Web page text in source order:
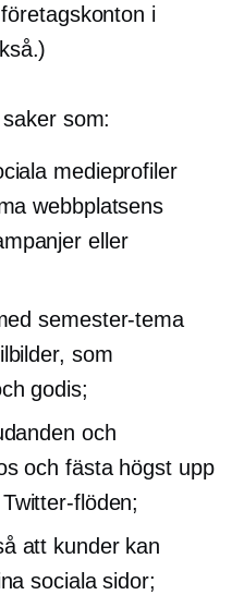
i
som:
medieprofiler
webbplatsens
eller
semester-tema
som
godis;
och
och fästa högst upp
flöden;
att kunder kan
sociala sidor;